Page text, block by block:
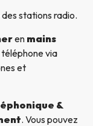
des stations radio.
en mains
via
et
&
. Vous pouvez